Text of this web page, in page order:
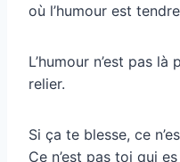
où l’humour est
L’humour n’est pas
relier.
Si ça te blesse, ce
Ce n’est pas toi qui